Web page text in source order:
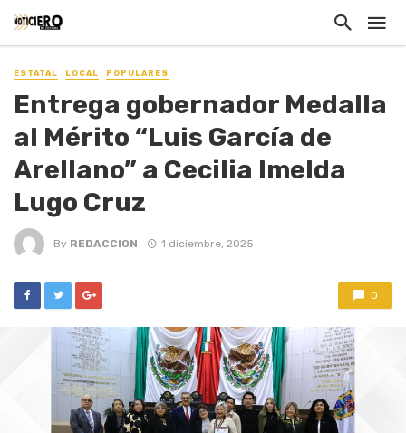
ESTATAL LOCAL POPULARES
Entrega gobernador Medalla
al Mérito “Luis García de
Arellano” a Cecilia Imelda
Lugo Cruz
By REDACCION 1 diciembre, 2025
0